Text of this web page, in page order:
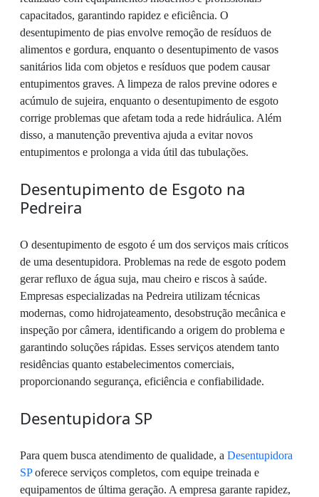
capacitados, garantindo rapidez e eficiência. O
desentupimento de pias envolve remoção de resíduos de
alimentos e gordura, enquanto o desentupimento de vasos
sanitários lida com objetos e resíduos que podem causar
entupimentos graves. A limpeza de ralos previne odores e
acúmulo de sujeira, enquanto o desentupimento de esgoto
corrige problemas que afetam toda a rede hidráulica. Além
disso, a manutenção preventiva ajuda a evitar novos
entupimentos e prolonga a vida útil das tubulações.
Desentupimento de Esgoto na
Pedreira
O desentupimento de esgoto é um dos serviços mais críticos
de uma desentupidora. Problemas na rede de esgoto podem
gerar refluxo de água suja, mau cheiro e riscos à saúde.
Empresas especializadas na Pedreira utilizam técnicas
modernas, como hidrojateamento, desobstrução mecânica e
inspeção por câmera, identificando a origem do problema e
garantindo soluções rápidas. Esses serviços atendem tanto
residências quanto estabelecimentos comerciais,
proporcionando segurança, eficiência e confiabilidade.
Desentupidora SP
Para quem busca atendimento de qualidade, a Desentupidora
SPoferece serviços completos, com equipe treinada e
equipamentos de última geração. A empresa garante rapidez,